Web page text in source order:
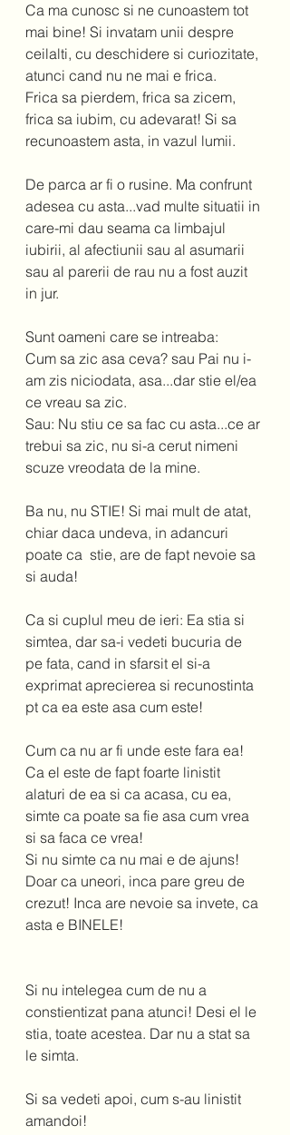
Ca ma cunosc si ne cunoastem tot
mai bine! Si invatam unii despre
ceilalti, cu deschidere si curiozitate,
atunci cand nu ne mai e frica.
Frica sa pierdem, frica sa zicem,
frica sa iubim, cu adevarat! Si sa
recunoastem asta, in vazul lumii.
De parca ar fi o rusine. Ma confrunt
adesea cu asta...vad multe situatii in
care-mi dau seama ca limbajul
iubirii, al afectiunii sau al asumarii
sau al parerii de rau nu a fost auzit
in jur.
Sunt oameni care se intreaba:
Cum sa zic asa ceva? sau Pai nu i-
am zis niciodata, asa...dar stie el/ea
ce vreau sa zic.
Sau: Nu stiu ce sa fac cu asta...ce ar
trebui sa zic, nu si-a cerut nimeni
scuze vreodata de la mine.
Ba nu, nu STIE! Si mai mult de atat,
chiar daca undeva, in adancuri
poate ca  stie, are de fapt nevoie sa
si auda!
Ca si cuplul meu de ieri: Ea stia si
simtea, dar sa-i vedeti bucuria de
pe fata, cand in sfarsit el si-a
exprimat aprecierea si recunostinta
pt ca ea este asa cum este!
Cum ca nu ar fi unde este fara ea!
Ca el este de fapt foarte linistit
alaturi de ea si ca acasa, cu ea,
simte ca poate sa fie asa cum vrea
si sa faca ce vrea!
Si nu simte ca nu mai e de ajuns!
Doar ca uneori, inca pare greu de
crezut! Inca are nevoie sa invete, ca
asta e BINELE!
Si nu intelegea cum de nu a
constientizat pana atunci! Desi el le
stia, toate acestea. Dar nu a stat sa
le simta.
Si sa vedeti apoi, cum s-au linistit
amandoi!